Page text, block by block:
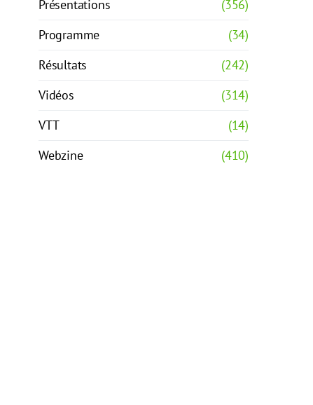
Présentations
(356)
Programme
(34)
Résultats
(242)
Vidéos
(314)
VTT
(14)
Webzine
(410)